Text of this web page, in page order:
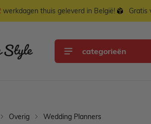
werkdagen thuis geleverd in België! Gratis
categorieën
Overig Wedding Planners